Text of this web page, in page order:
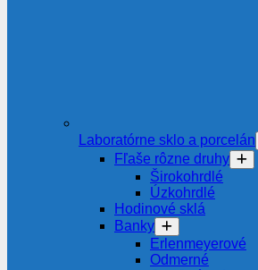
Laboratórne sklo a porcelán
Fľaše rôzne druhy
Širokohrdlé
Úzkohrdlé
Hodinové sklá
Banky
Erlenmeyerové
Odmerné